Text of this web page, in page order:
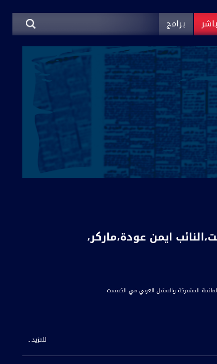
برامج
ايمن عودة،ماركر،
للمزيد...